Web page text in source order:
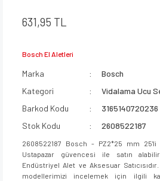
631,95 TL
Bosch El Aletleri
Marka
Bosch
Kategori
Vidalama Ucu
Barkod Kodu
3165140720236
Stok Kodu
2608522187
2608522187 Bosch - PZ2*25 mm 25'li
Ustapazar güvencesi ile satın
Endüstriyel Alet ve Aksesuar
modellerimizi incelemek için ilgili